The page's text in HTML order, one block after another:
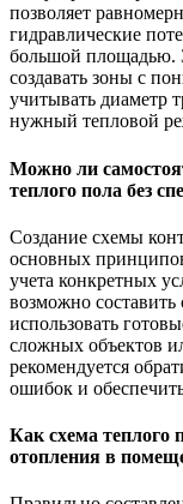
позволяет
гидравлические
большой площадью.
создавать зоны с
учитывать диаметр
нужный тепловой
Можно ли
теплого пола без
Создание схемы
основных
учета конкретных
возможно составить
использовать
сложных объектов
рекомендуется
ошибок и
Как схема теплого
отопления в